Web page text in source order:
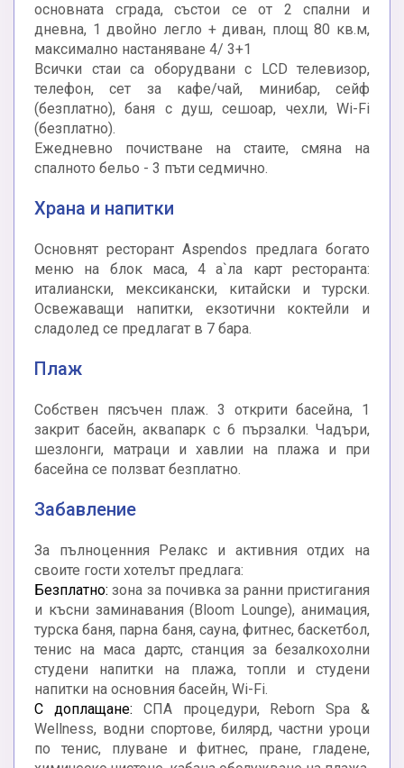
основната сграда, състои се от 2 спални и
дневна, 1 двойно легло + диван, площ 80 кв.м,
максимално настаняване 4/ 3+1
Всички стаи са оборудвани с LCD телевизор,
телефон, сет за кафе/чай, минибар, сейф
(безплатно), баня с душ, сешоар, чехли, Wi-Fi
(безплатно).
Ежедневно почистване на стаите, смяна на
спалното бельо - 3 пъти седмично.
Храна и напитки
Основнят ресторант Aspendos предлага богато
меню на блок маса, 4 а`ла карт ресторанта:
италиански, мексикански, китайски и турски.
Освежаващи напитки, екзотични коктейли и
сладолед се предлагат в 7 бара.
Плаж
Собствен пясъчен плаж. 3 открити басейна, 1
закрит басейн, аквапарк с 6 пързалки. Чадъри,
шезлонги, матраци и хавлии на плажа и при
басейна се ползват безплатно.
Забавление
За пълноценния Релакс и активния отдих на
своите гости хотелът предлага:
Безплатно: зона за почивка за ранни пристигания
и късни заминавания (Bloom Lounge), анимация,
турска баня, парна баня, сауна, фитнес, баскетбол,
тенис на маса дартс, станция за безалкохолни
студени напитки на плажа, топли и студени
напитки на основния басейн, Wi-Fi.
С доплащане: СПА процедури, Reborn Spa &
Wellness, водни спортове, билярд, частни уроци
по тенис, плуване и фитнес, пране, гладене,